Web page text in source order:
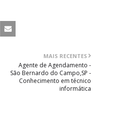
MAIS RECENTES
Agente de Agendamento -
São Bernardo do Campo,SP -
Conhecimento em técnico
informática